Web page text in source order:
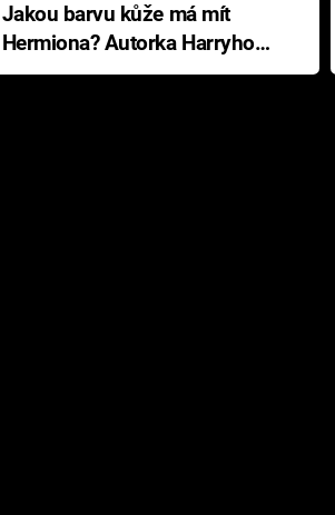
Jakou barvu kůže má mít
Hermiona? Autorka Harryho
Pottera přišla s ráznou